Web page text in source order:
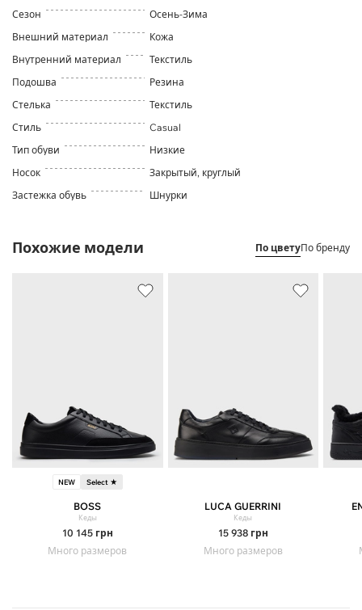
Сезон
Осень-Зима
Внешний материал
Кожа
Внутренний материал
Текстиль
Подошва
Резина
Стелька
Текстиль
Стиль
Casual
Тип обуви
Низкие
Носок
Закрытый, круглый
Застежка обувь
Шнурки
Похожие модели По цветуПо бренду
NEW Select ★
BOSS
Кеды
10 145 грн
Много размеров
LUCA GUERRINI
Кеды
15 938 грн
Много размеров